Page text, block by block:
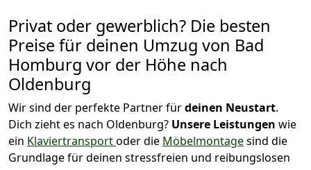
Privat oder gewerblich? Die besten
Preise für deinen Umzug von Bad
Homburg vor der Höhe nach
Oldenburg
Wir sind der perfekte Partner fürdeinen Neustart.
Dich zieht es nach Oldenburg? Unsere Leistungen wie
ein Klaviertransportoder die Möbelmontagesind die
Grundlage für deinen stressfreien und reibungslosen